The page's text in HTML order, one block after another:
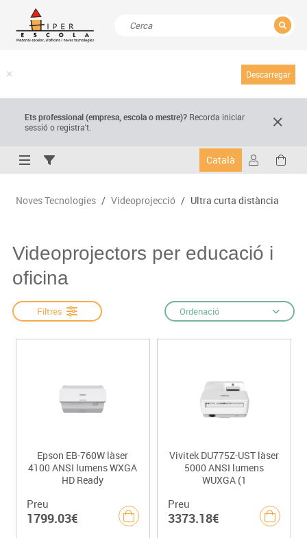
Descarregar
Ets professional (empresa,escola o mestre)? Recorda iniciar
sessió o registra't.
Català
Noves Tecnologies / Videoprojecció / Ultra curta distància
Videoprojectors per educació i
oficina
Filtres Ordenació
Epson EB-760W làser
4100 ANSI lumens WXGA
HD Ready
Preu
1799.03€
Vivitek DU775Z-UST làser
5000 ANSI lumens
WUXGA (1
Preu
3373.18€